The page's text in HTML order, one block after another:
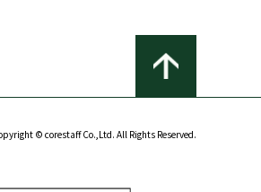
© corestaff Co.,Ltd. All Rights Reserved.